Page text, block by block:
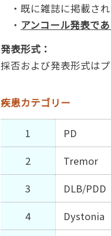
・既に雑誌に掲載さ
・ アンコール発表で
発表形式：
採否および発表形式は
疾患カテゴリー
1
PD
2
Tremor
3
DLB/PDD
4
Dystonia